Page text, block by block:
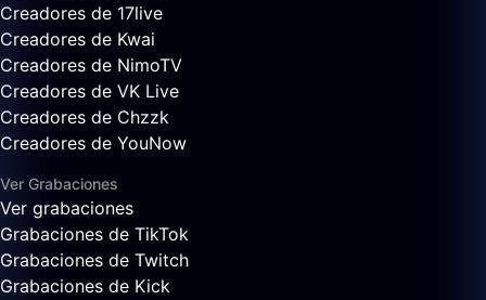
Creadores de 17live
Creadores de Kwai
Creadores de NimoTV
Creadores de VK Live
Creadores de Chzzk
Creadores de YouNow
Ver Grabaciones
Ver grabaciones
Grabaciones de TikTok
Grabaciones de Twitch
Grabaciones de Kick